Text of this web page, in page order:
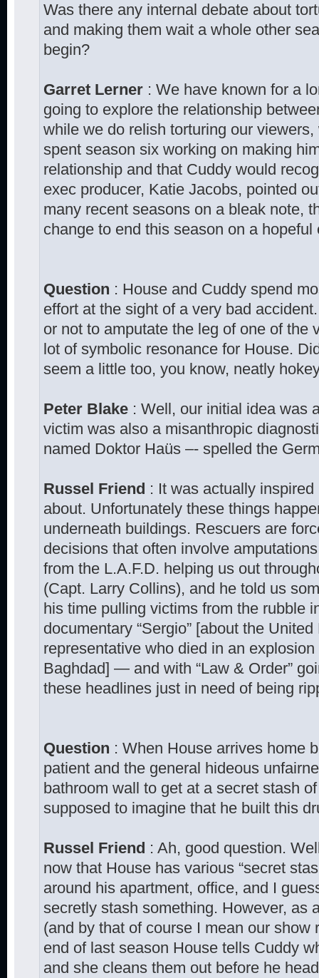
Was there any internal debate about
and making them wait a whole other
begin?
Garret Lerner : We have known for a
going to explore the relationship
while we do relish torturing our
spent season six working on making
relationship and that Cuddy would
exec producer, Katie Jacobs, pointed
many recent seasons on a bleak note,
change to end this season on a hopeful
Question : House and Cuddy spend
effort at the sight of a very bad
or not to amputate the leg of one of the
lot of symbolic resonance for House.
seem a little too, you know, neatly
Peter Blake : Well, our initial idea was
victim was also a misanthropic
named Doktor Haüs –- spelled the
Russel Friend : It was actually inspired
about. Unfortunately these things
underneath buildings. Rescuers are
decisions that often involve
from the L.A.F.D. helping us out
(Capt. Larry Collins), and he told us
his time pulling victims from the rubble
documentary “Sergio” [about the
representative who died in an
Baghdad] — and with “Law & Order”
these headlines just in need of being
Question : When House arrives home
patient and the general hideous
bathroom wall to get at a secret stash
supposed to imagine that he built this
Russel Friend : Ah, good question.
now that House has various “secret
around his apartment, office, and I
secretly stash something. However, as
(and by that of course I mean our show
end of last season House tells Cuddy
and she cleans them out before he